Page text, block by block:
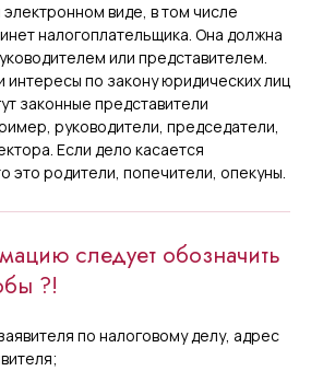
виде, в том числе
налогоплательщика. Она должна
или представителем.
интересы по закону юридических лиц
законные представители
руководители, председатели,
Если дело касается
это родители, попечители, опекуны.
следует обозначить
?!
по налоговому делу, адрес